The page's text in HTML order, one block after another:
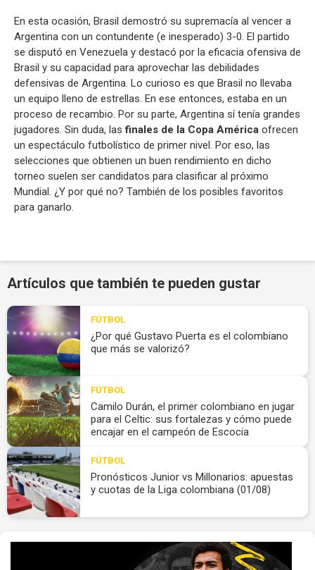
En esta ocasión, Brasil demostró su supremacía al vencer a
Argentina con un contundente (e inesperado) 3-0. El partido
se disputó en Venezuela y destacó por la eficacia ofensiva de
Brasil y su capacidad para aprovechar las debilidades
defensivas de Argentina. Lo curioso es que Brasil no llevaba
un equipo lleno de estrellas. En ese entonces, estaba en un
proceso de recambio. Por su parte, Argentina sí tenía grandes
jugadores. Sin duda, lasfinales de la Copa América ofrecen
un espectáculo futbolístico de primer nivel. Por eso, las
selecciones que obtienen un buen rendimiento en dicho
torneo suelen ser candidatos para clasificar al próximo
Mundial. ¿Y por qué no? También de los posibles favoritos
para ganarlo.
Artículos que también te pueden gustar
FÚTBOL
¿Por qué Gustavo Puerta es el colombiano
que más se valorizó?
FÚTBOL
Camilo Durán, el primer colombiano en jugar
para el Celtic: sus fortalezas y cómo puede
encajar en el campeón de Escocia
FÚTBOL
Pronósticos Junior vs Millonarios: apuestas
y cuotas de la Liga colombiana (01/08)